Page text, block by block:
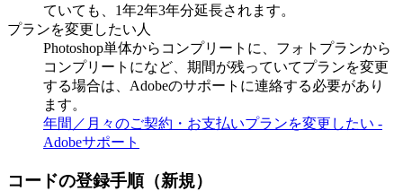
ていても、1年2年3年分延長されます。
プランを変更したい人
Photoshop単体からコンプリートに、フォトプランから
コンプリートになど、期間が残っていてプランを変更
する場合は、Adobeのサポートに連絡する必要があり
ます。
年間／月々のご契約・お支払いプランを変更したい -
Adobeサポート
コードの登録手順（新規）